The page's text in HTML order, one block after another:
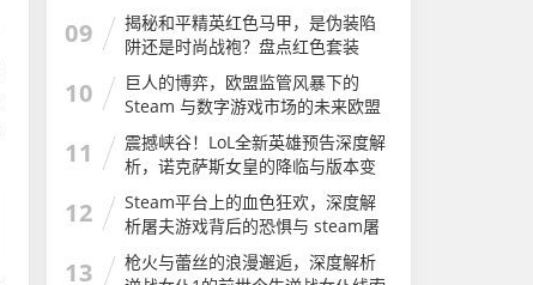
09
揭秘和平精英红色马甲，是伪装陷
阱还是时尚战袍？盘点红色套装
10
巨人的博弈，欧盟监管风暴下的
Steam 与数字游戏市场的未来欧盟
stem教育战略计划
11
震撼峡谷！LoL全新英雄预告深度解
析，诺克萨斯女皇的降临与版本变
革lol全新英雄预告在哪看
12
Steam平台上的血色狂欢，深度解
析屠夫游戏背后的恐惧与 steam屠
夫游戏
13
枪火与蕾丝的浪漫邂逅，深度解析